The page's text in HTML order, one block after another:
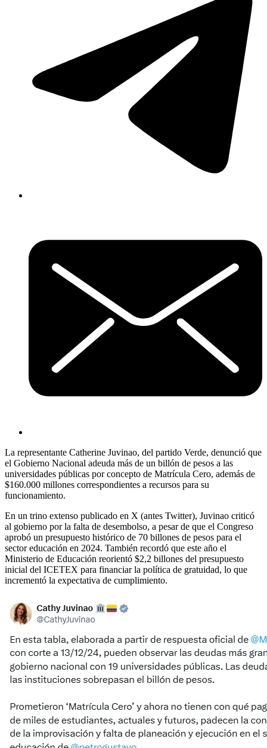
La representante Catherine Juvinao, del partido Verde, denunció que
el Gobierno Nacional adeuda más de un billón de pesos a las
universidades públicas por concepto de Matrícula Cero, además de
$160.000 millones correspondientes a recursos para su
funcionamiento.
En un trino extenso publicado en X (antes Twitter), Juvinao criticó
al gobierno por la falta de desembolso, a pesar de que el Congreso
aprobó un presupuesto histórico de 70 billones de pesos para el
sector educación en 2024. También recordó que este año el
Ministerio de Educación reorientó $2,2 billones del presupuesto
inicial del ICETEX para financiar la política de gratuidad, lo que
incrementó la expectativa de cumplimiento.